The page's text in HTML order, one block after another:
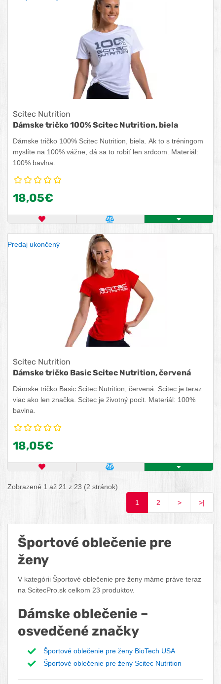
Scitec Nutrition
Dámske tričko 100% Scitec Nutrition, biela
Dámske tričko 100% Scitec Nutrition, biela. Ak to s tréningom
myslíte na 100% vážne, dá sa to robiť len srdcom. Materiál:
100% bavlna.
18,05€
OBĽÚBENÝ PRODUKTPOROVNAŤ PRODUKTZISTITE VIAC
Predaj ukončený
Scitec Nutrition
Dámske tričko Basic Scitec Nutrition, červená
Dámske tričko Basic Scitec Nutrition, červená. Scitec je teraz
viac ako len značka. Scitec je životný pocit. Materiál: 100%
bavlna.
18,05€
OBĽÚBENÝ PRODUKTPOROVNAŤ PRODUKTZISTITE VIAC
Zobrazené 1 až 21 z 23 (2 stránok)
1
2 > >|
Športové oblečenie pre
ženy
V kategórii Športové oblečenie pre ženy máme práve teraz
na ScitecPro.sk celkom 23 produktov.
Dámske oblečenie –
osvedčené značky
Športové oblečenie pre ženy BioTech USA
Športové oblečenie pre ženy Scitec Nutrition